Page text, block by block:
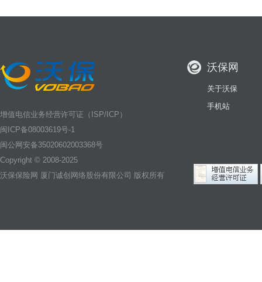
增值电信业务经营许可证（ISP/ICP）
闽ICP备08003619号-1
闽公网安备35020602003368号
Copyright © 2008-2025
沃保保险网 厦门诚创网络股份有限公司 版权所有
沃保网
关于沃保
手机站